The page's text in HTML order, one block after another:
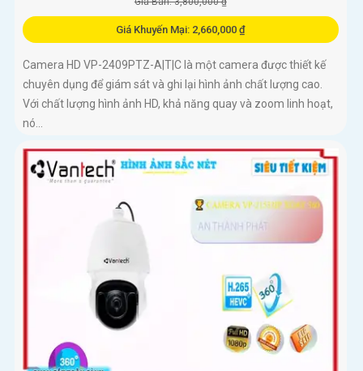
Giá Khuyến Mại: 2,660,000 ₫
Camera HD VP-2409PTZ-A|T|C là một camera được thiết kế
chuyên dụng để giám sát và ghi lại hình ảnh chất lượng cao.
Với chất lượng hình ảnh HD, khả năng quay và zoom linh hoạt,
nó...